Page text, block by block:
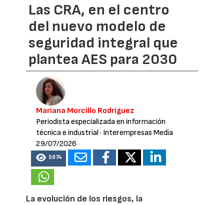
Las CRA, en el centro
del nuevo modelo de
seguridad integral que
plantea AES para 2030
Mariana Morcillo Rodríguez
Periodista especializada en información
técnica e industrial· Interempresas Media
29/07/2026
5974
La evolución de los riesgos, la